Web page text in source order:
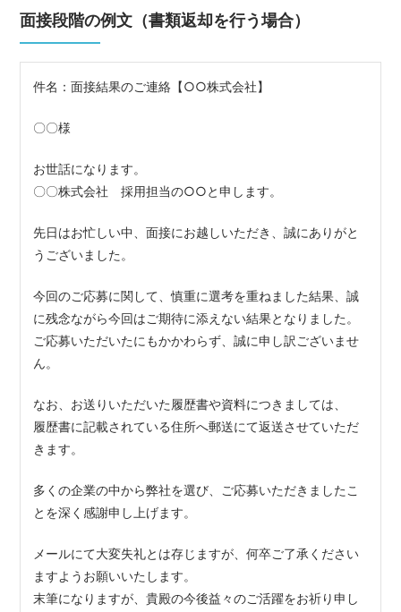
面接段階の例文（書類返却を行う場合）
件名：面接結果のご連絡【○○株式会社】
〇〇様
お世話になります。
〇〇株式会社 採用担当の○○と申します。
先日はお忙しい中、面接にお越しいただき、誠にありがと
うございました。
今回のご応募に関して、慎重に選考を重ねました結果、誠
に残念ながら今回はご期待に添えない結果となりました。
ご応募いただいたにもかかわらず、誠に申し訳ございませ
ん。
なお、お送りいただいた履歴書や資料につきましては、
履歴書に記載されている住所へ郵送にて返送させていただ
きます。
多くの企業の中から弊社を選び、ご応募いただきましたこ
とを深く感謝申し上げます。
メールにて大変失礼とは存じますが、何卒ご了承ください
ますようお願いいたします。
末筆になりますが、貴殿の今後益々のご活躍をお祈り申し